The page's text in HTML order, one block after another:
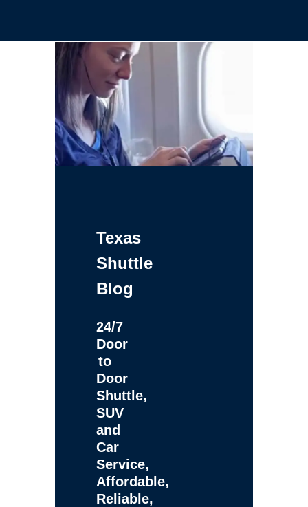
Texas
Shuttle
Blog
24/7
Door
to
Door
Shuttle,
SUV
and
Car
Service,
Affordable,
Reliable,